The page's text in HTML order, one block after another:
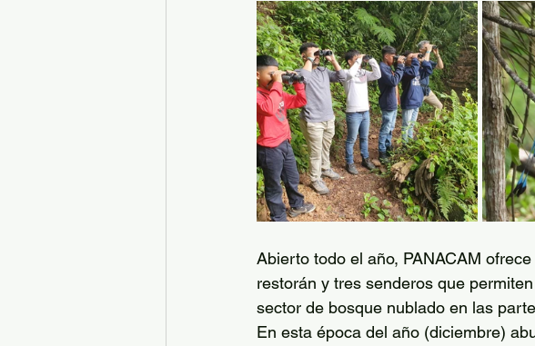
Abierto todo el año, PANACAM
restorán y tres senderos que
sector de bosque nublado en las
En esta época del año (diciembre)